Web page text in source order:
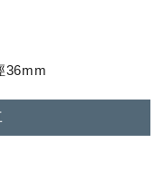
36mm